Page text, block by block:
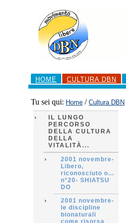
contenuti.
navigazione
Sezioni
HOME
CULTURA DBN
Tu sei qui: Home / Cultura DBN
IL LUNGO
PERCORSO
DELLA CULTURA
DELLA
VITALITÀ...
2001 novembre-
Libero,
riconosciuto o...
n°20- SHIATSU
DO
2001 novembre-
le discipline
bionaturali
come risorsa